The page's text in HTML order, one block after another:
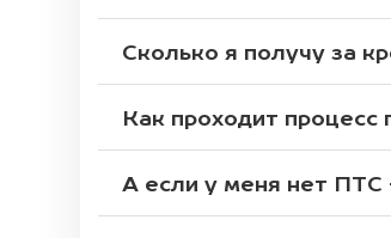
Сколько я получу за
Как проходит
А если у меня нет